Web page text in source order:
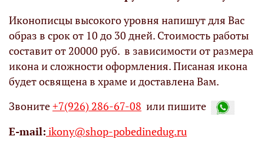
Иконописцы высокого уровня напишут для Вас
образ в срок от 10 до 30 дней. Стоимость работы
составит от 20000 руб. в зависимости от размера
икона и сложности оформления. Писаная икона
будет освящена в храме и доставлена Вам.
Звоните+7(926) 286-67-08 или пишите
Е-mail: ikony@shop-pobedinedug.ru